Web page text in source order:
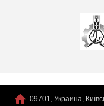
09701, Украина,